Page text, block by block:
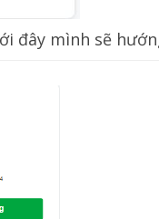
đây mình sẽ